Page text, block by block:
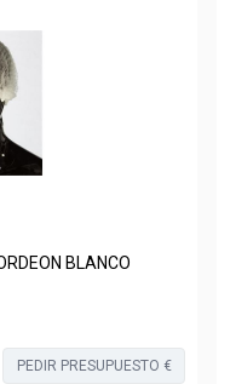
BLANCO
PEDIR PRESUPUESTO €